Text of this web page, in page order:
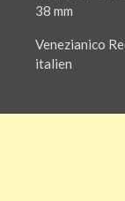
38 mm
Venezianico
italien